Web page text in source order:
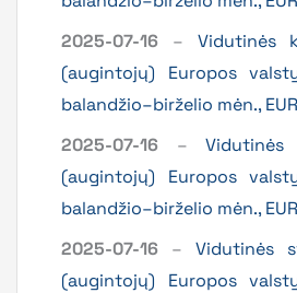
2025-07-16 – Vidutinės
(augintojų) Europos
balandžio–birželio mėn.,
2025-07-16 –
(augintojų) Europos
balandžio–birželio mėn.,
2025-07-16 – Vidutinės
(augintojų) Europos